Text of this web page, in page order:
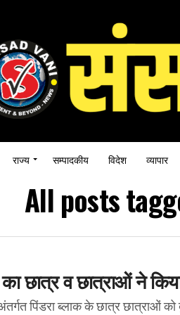
राज्य सम्पादकीय विदेश व्यापार
All posts
छात्र व छात्राओं ने
पिंडरा ब्लाक के छात्र छात्राओं